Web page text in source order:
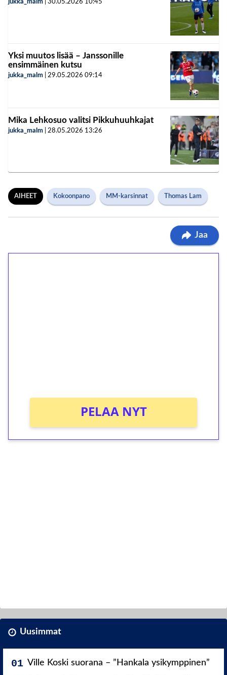
jukka_malm 30.05.2026 10:45
Yksi muutos lisää – Janssonille
ensimmäinen kutsu
jukka_malm 29.05.2026 09:14
Mika Lehkosuo valitsi Pikkuhuuhkajat
jukka_malm 28.05.2026 13:26
AIHEET Kokoonpano MM-karsinnat Thomas Lam
Jaa
PELAA NYT
Uusimmat
Ville Koski suorana – ”Hankala ysikymppinen”